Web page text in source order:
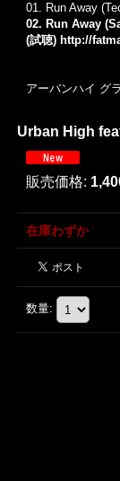
01. Run Away
02. Run Away
(試聴) http://
アーバンハイ グ
Urban High
販売価格:
在庫わずか
数量: